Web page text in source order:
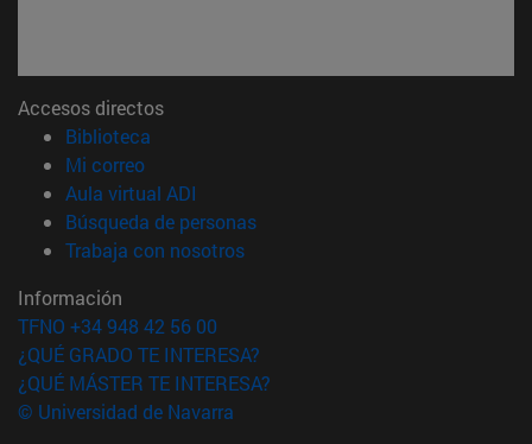
Accesos directos
Biblioteca
Mi correo(abre en nueva ventana)
Aula virtual ADI
Búsqueda de personas(abre en nueva ventana)
Trabaja con nosotros(abre en nueva ventana)
Información
TFNO +34 948 42 56 00
¿QUÉ GRADO TE INTERESA?
¿QUÉ MÁSTER TE INTERESA?
© Universidad de Navarra